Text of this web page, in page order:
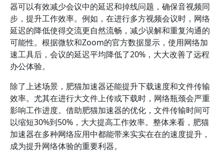
器可以有效减少会议中的延迟和掉线问题，确保音视频同
步，提升工作效率。例如，在进行多方视频会议时，网络
延迟的降低使得交流更自然流畅，减少误解和重复沟通的
可能性。根据微软和Zoom的官方数据显示，使用网络加
速工具后，会议的延迟平均降低了20%，大大改善了远程
办公体验。
除了上述场景，肥猫加速器还能提升下载速度和文件传输
效率。尤其在进行大文件上传或下载时，网络瓶颈会严重
影响工作进度。借助肥猫加速器的优化，文件传输时间可
以缩短30%到50%，大大提高工作效率。整体来看，肥猫
加速器在多种网络应用中都能带来实实在在的速度提升，
成为提升网络体验的重要利器。